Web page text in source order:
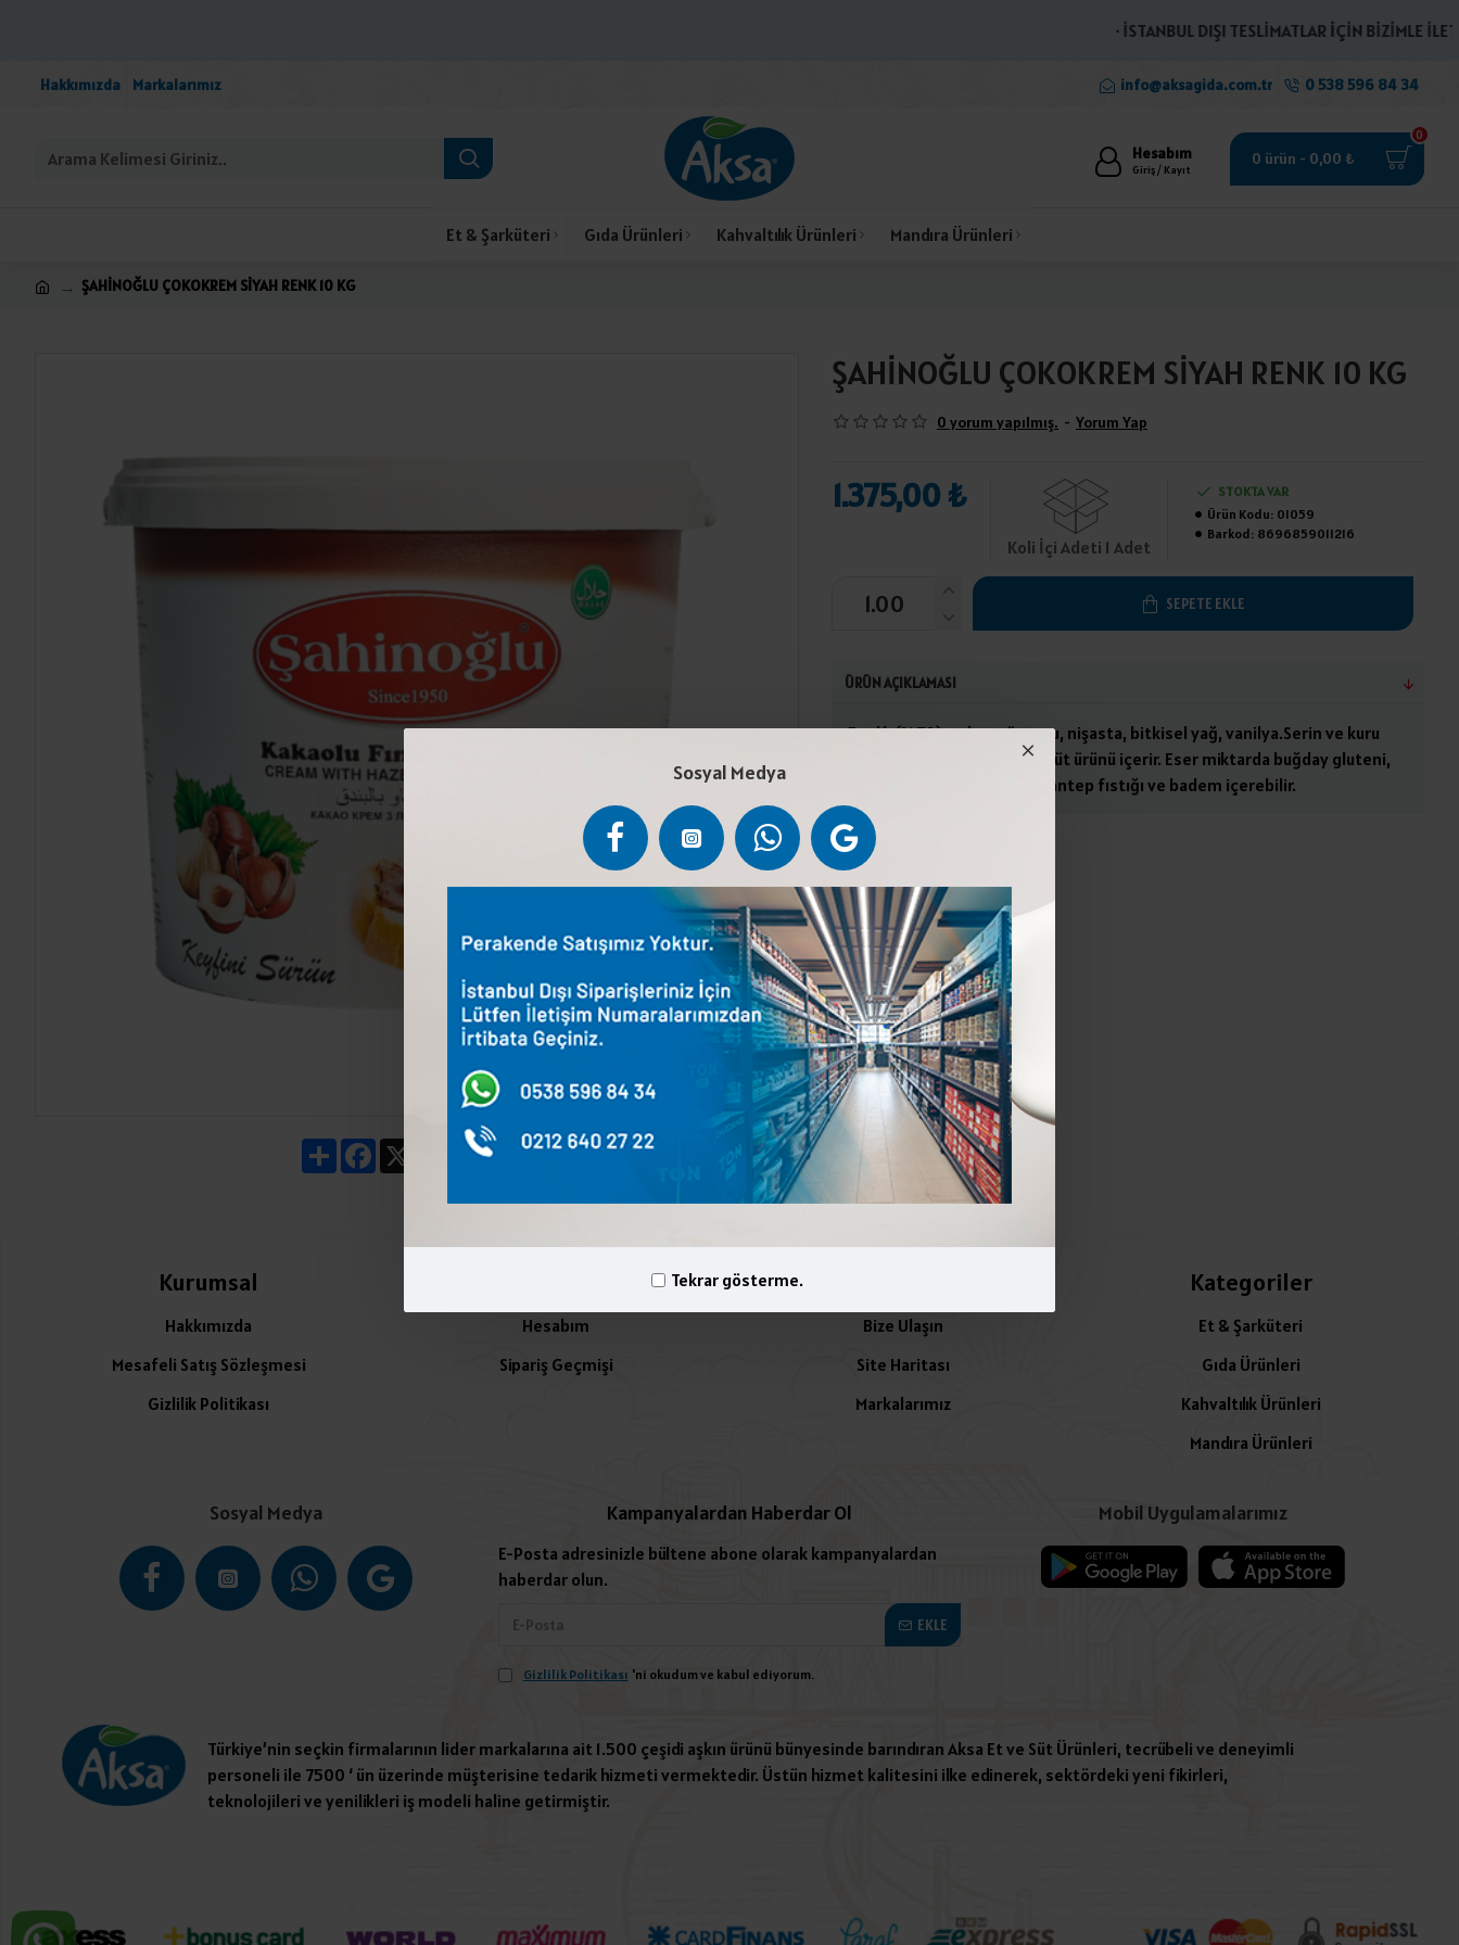
Sosyal Medya
Tekrar gösterme.
· İSTANBUL DIŞI TESLİMATLAR İÇİN BİZİMLE
Hakkımızda Markalarımız info@aksagida.com.tr 0 538 596 84 34
Hesabım
Giriş / Kayıt
0 ürün - 0,00 ₺
0
Et & Şarküteri Gıda Ürünleri Kahvaltılık Ürünleri Mandıra Ürünleri
ŞAHİNOĞLU ÇOKOKREM SİYAH RENK 10 KG
ShareFacebook Pinterest
WhatsApp
Email
ŞAHİNOĞLU ÇOKOKREM SİYAH RENK 10 KG
0 yorum yapılmış. - Yorum Yap
1.375,00 ₺
Koli İçi Adeti 1 Adet
STOKTA VAR
Ürün Kodu: 01059
Barkod: 8696859011216
SEPETE EKLE
ÜRÜN AÇIKLAMASI
Fındık (%70), şeker, süt tozu, nişasta, bitkisel yağ, vanilya.Serin ve kuru
yerde saklayınız. Fındık ve süt ürünü içerir. Eser miktarda buğday gluteni,
yumurta, ceviz, yer fıstığı, antep fıstığı ve badem içerebilir.
Kurumsal
Hakkımızda
Mesafeli Satış Sözleşmesi
Gizlilik Politikası
Hesabım
Sipariş Geçmişi
Bize Ulaşın
Site Haritası
Markalarımız
Kategoriler
Et & Şarküteri
Gıda Ürünleri
Kahvaltılık Ürünleri
Mandıra Ürünleri
Sosyal Medya Kampanyalardan Haberdar Ol
E-Posta adresinizle bültene abone olarak kampanyalardan
haberdar olun.
EKLE
Gizlilik Politikası 'ni okudum ve kabul ediyorum.
Mobil Uygulamalarımız
Türkiye’nin seçkin firmalarının lider markalarına ait 1.500 çeşidi aşkın ürünü bünyesinde barındıran Aksa Et ve Süt Ürünleri, tecrübeli ve deneyimli
personeli ile 7500 ‘ ün üzerinde müşterisine tedarik hizmeti vermektedir. Üstün hizmet kalitesini ilke edinerek, sektördeki yeni fikirleri,
teknolojileri ve yenilikleri iş modeli haline getirmiştir.